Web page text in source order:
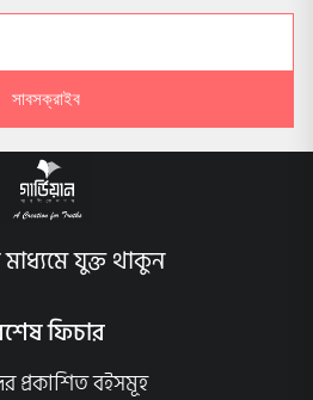
সাবসক্রাইব
যুক্ত থাকুন
ফিচার
প্রকাশিত বইসমূহ